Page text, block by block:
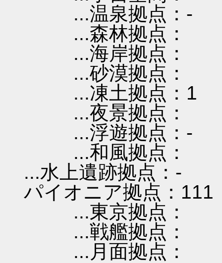
...温泉拠点：-
...森林拠点：
...海岸拠点：
...砂漠拠点：
...凍土拠点：1
...夜景拠点：
...浮遊拠点：-
...和風拠点：
...水上遺跡拠点：-
パイオニア拠点：111
...東京拠点：
...戦艦拠点：
...月面拠点：